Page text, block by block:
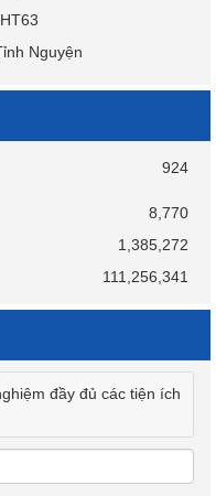
924
8,770
1,385,272
111,256,341
đầy đủ các tiện ích